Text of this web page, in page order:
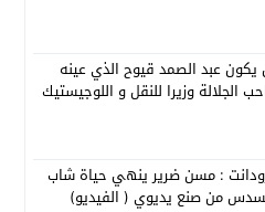
عبد الصمد قيوح الذي عينه
الجلالة وزيرا للنقل و اللوجيستيك
: مسن ضرير ينهي حياة شاب
من صنع يديوي ( الفيديو)